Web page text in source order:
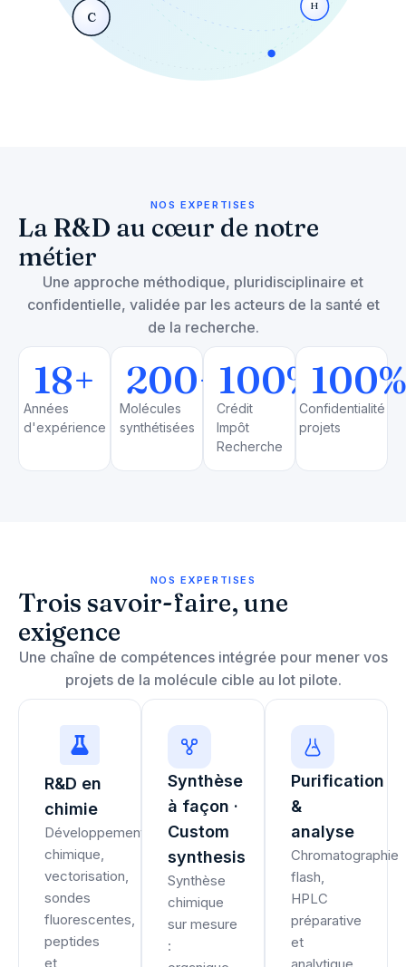
C
H
NOS EXPERTISES
La R&D au cœur de notre
métier
Une approche méthodique, pluridisciplinaire et
confidentielle, validée par les acteurs de la santé et
de la recherche.
Années
d'expérience
18+
Molécules
synthétisées
200+
Crédit
Impôt
Recherche
100%
Confidentialité
projets
100%
NOS EXPERTISES
Trois savoir-faire, une
exigence
Une chaîne de compétences intégrée pour mener vos
projets de la molécule cible au lot pilote.
R&D en
chimie
Développement
chimique,
vectorisation,
sondes
fluorescentes,
peptides
et
Synthèse
à façon ·
Custom
synthesis
Synthèse
chimique
sur mesure
:
Purification
&
analyse
Chromatographie
flash,
HPLC
préparative
et